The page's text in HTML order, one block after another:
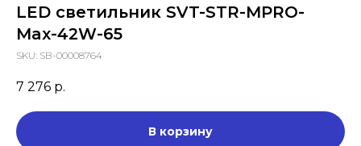
LED светильник SVT-STR-MPRO-
Max-42W-65
SKU: SB-00008764
7 276 р.
В корзину